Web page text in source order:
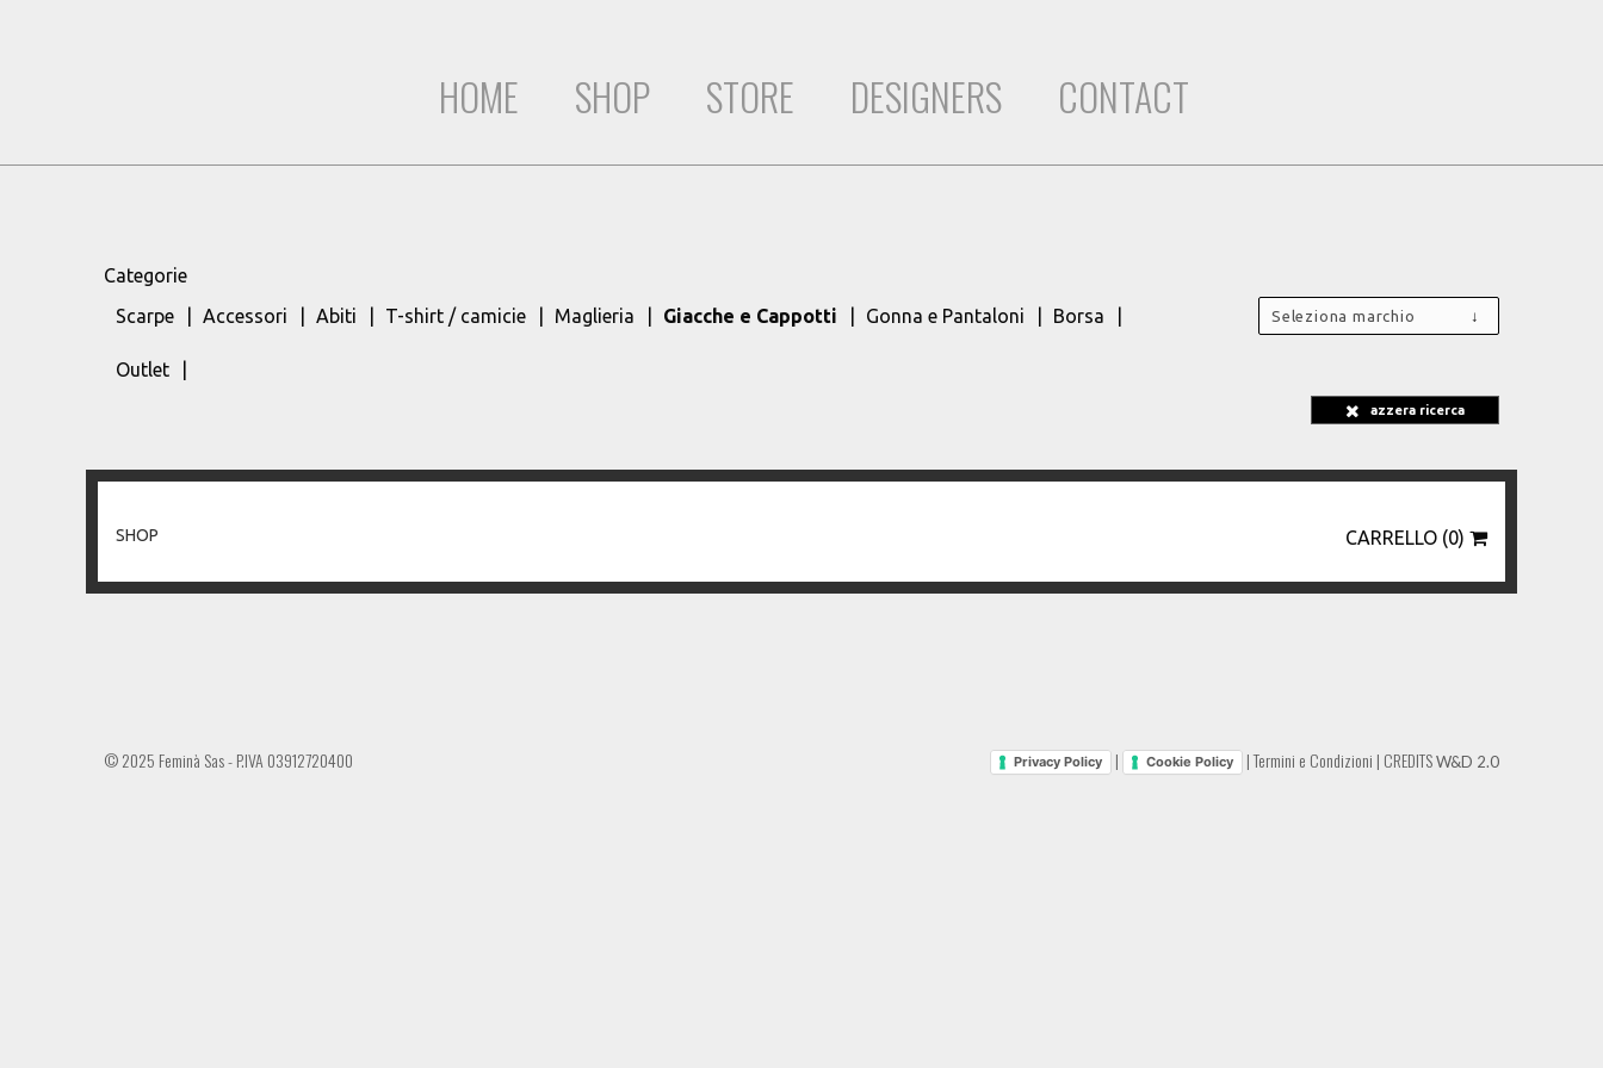
HOME SHOP STORE DESIGNERS CONTACT
Categorie
Scarpe
Accessori Abiti T-shirt / camicie Maglieria Giacche e Cappotti Gonna e Pantaloni Borsa
Outlet
Seleziona marchio
azzera ricerca
SHOP CARRELLO (0)
© 2025 Feminà Sas - P.IVA 03912720400 Privacy Policy | Cookie Policy |Termini e Condizioni | CREDITSW&D 2.0